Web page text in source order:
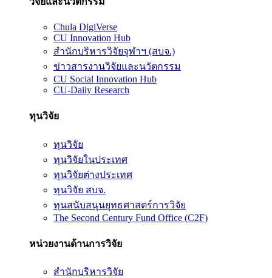
Chula DigiVerse
CU Innovation Hub
สำนักบริหารวิจัยจุฬาฯ (สบจ.)
ข่าวสารงานวิจัยและนวัตกรรม
CU Social Innovation Hub
CU-Daily Research
ทุนวิจัย
ทุนวิจัย
ทุนวิจัยในประเทศ
ทุนวิจัยต่างประเทศ
ทุนวิจัย สบจ.
ทุนสนับสนุนยุทธศาสตร์การวิจัย
The Second Century Fund Office (C2F)
หน่วยงานด้านการวิจัย
สำนักบริหารวิจัย